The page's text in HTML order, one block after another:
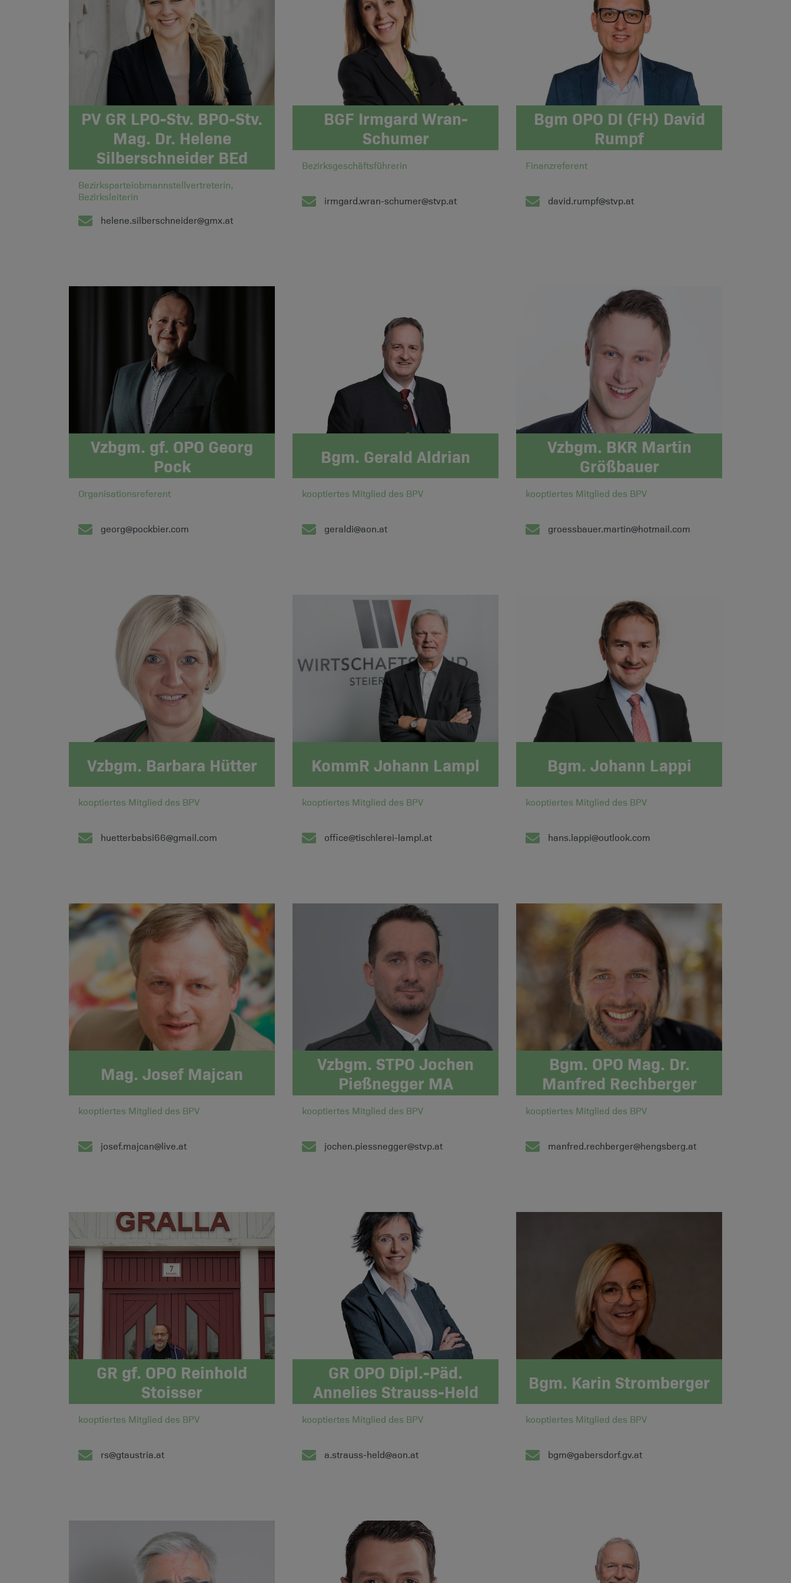
PV GR LPO-Stv. BPO-Stv.
Mag. Dr. Helene
Silberschneider BEd
Bezirksparteiobmannstellvertreterin,
Bezirksleiterin
helene.silberschneider@gmx.at
BGF Irmgard Wran-
Schumer
Bezirksgeschäftsführerin
irmgard.wran-schumer@stvp.at
Bgm OPO DI (FH) David
Rumpf
Finanzreferent
david.rumpf@stvp.at
Vzbgm. gf. OPO Georg
Pock
Organisationsreferent
georg@pockbier.com
Bgm. Gerald Aldrian
kooptiertes Mitglied des BPV
geraldi@aon.at
Vzbgm. BKR Martin
Größbauer
kooptiertes Mitglied des BPV
groessbauer.martin@hotmail.com
Vzbgm. Barbara Hütter
kooptiertes Mitglied des BPV
huetterbabsi66@gmail.com
KommR Johann Lampl
kooptiertes Mitglied des BPV
office@tischlerei-lampl.at
Bgm. Johann Lappi
kooptiertes Mitglied des BPV
hans.lappi@outlook.com
Mag. Josef Majcan
kooptiertes Mitglied des BPV
josef.majcan@live.at
Vzbgm. STPO Jochen
Pießnegger MA
kooptiertes Mitglied des BPV
jochen.piessnegger@stvp.at
Bgm. OPO Mag. Dr.
Manfred Rechberger
kooptiertes Mitglied des BPV
manfred.rechberger@hengsberg.at
GR gf. OPO Reinhold
Stoisser
kooptiertes Mitglied des BPV
rs@gtaustria.at
GR OPO Dipl.-Päd.
Annelies Strauss-Held
kooptiertes Mitglied des BPV
a.strauss-held@aon.at
Bgm. Karin Stromberger
kooptiertes Mitglied des BPV
bgm@gabersdorf.gv.at